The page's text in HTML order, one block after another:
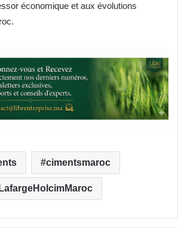
économique et aux évolutions
cimentsmaroc
LafargeHolcimMaroc